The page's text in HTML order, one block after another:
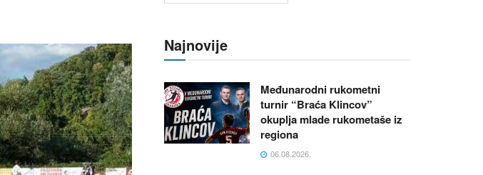
Najnovije
Međunarodni rukometni
turnir “Braća Klincov”
okuplja mlade rukometaše iz
regiona
06.08.2026.